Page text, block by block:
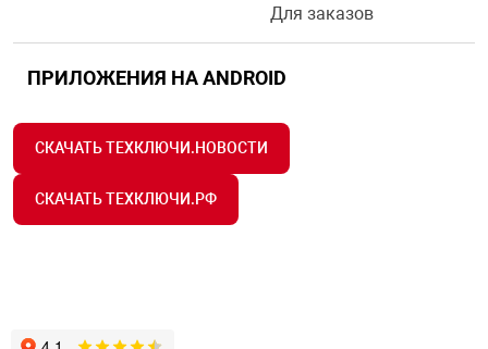
Для заказов
ПРИЛОЖЕНИЯ НА ANDROID
СКАЧАТЬ ТЕХКЛЮЧИ.НОВОСТИ
СКАЧАТЬ ТЕХКЛЮЧИ.РФ